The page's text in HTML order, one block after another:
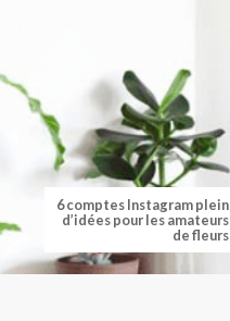
6 comptes Instagram plein
d’idées pour les amateurs
de fleurs